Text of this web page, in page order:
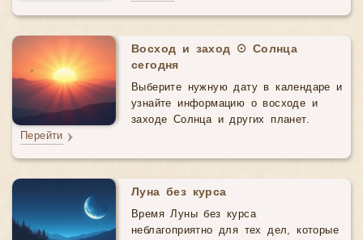
Восход и заход ☉ Солнца
сегодня
Выберите нужную дату в календаре и
узнайте информацию о восходе и
заходе Солнца и других планет.
Перейти
Луна без курса
Время Луны без курса
неблагоприятно для тех дел, которые